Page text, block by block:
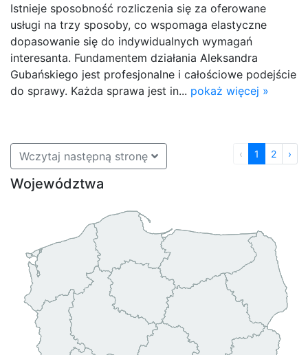
Istnieje sposobność rozliczenia się za oferowane
usługi na trzy sposoby, co wspomaga elastyczne
dopasowanie się do indywidualnych wymagań
interesanta. Fundamentem działania Aleksandra
Gubańskiego jest profesjonalne i całościowe podejście
do sprawy. Każda sprawa jest in... pokaż więcej »
Wczytaj następną stronę ‹ 1 2 ›
Województwa